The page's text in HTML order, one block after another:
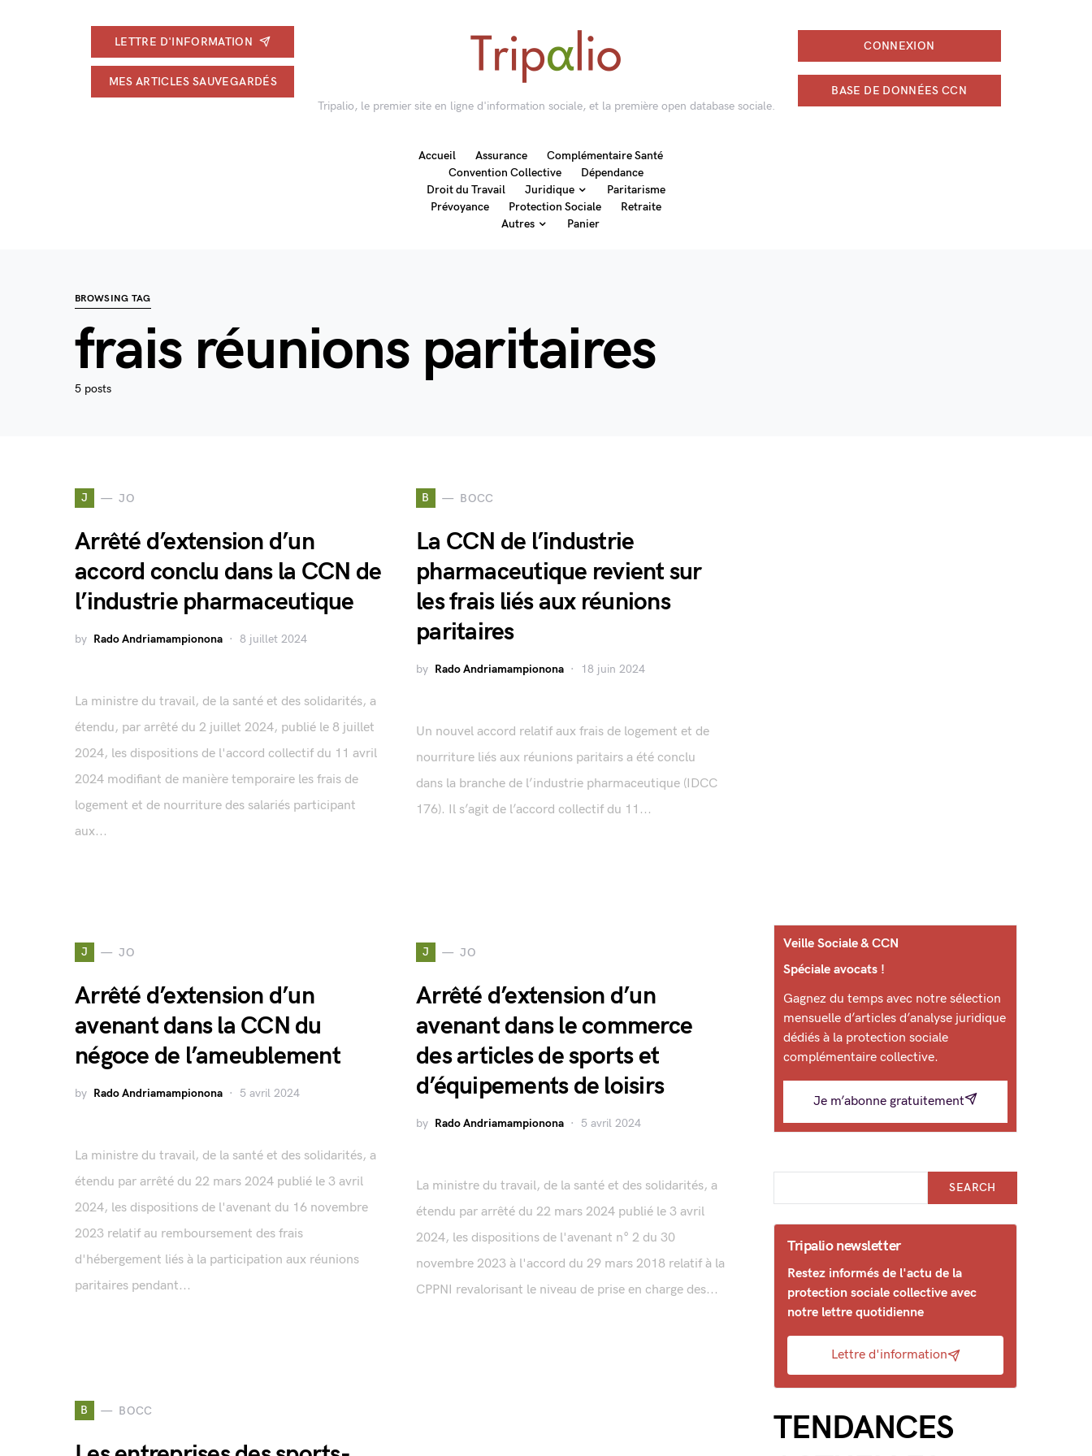
LETTRE D'INFORMATION
MES ARTICLES SAUVEGARDÉS
Tripalio, le premier site en ligne d'information sociale, et la première open database sociale.
CONNEXION
BASE DE DONNÉES CCN
Accueil Assurance
Complémentaire Santé
Convention Collective
Dépendance
Droit du Travail
Juridique
Paritarisme
Prévoyance
Protection Sociale
Retraite
Autres
Panier
BROWSING TAG
frais réunions paritaires
5 posts
J JO
Arrêté d’extension d’un
accord conclu dans la CCN de
l’industrie pharmaceutique
by Rado Andriamampionona 8 juillet 2024
La ministre du travail, de la santé et des solidarités, a
étendu, par arrêté du 2 juillet 2024, publié le 8 juillet
2024, les dispositions de l'accord collectif du 11 avril
2024 modifiant de manière temporaire les frais de
logement et de nourriture des salariés participant
aux...
B BOCC
La CCN de l’industrie
pharmaceutique revient sur
les frais liés aux réunions
paritaires
by Rado Andriamampionona 18 juin 2024
Un nouvel accord relatif aux frais de logement et de
nourriture liés aux réunions paritairs a été conclu
dans la branche de l’industrie pharmaceutique (IDCC
176). Il s’agit de l’accord collectif du 11...
J JO
Arrêté d’extension d’un
avenant dans la CCN du
négoce de l’ameublement
by Rado Andriamampionona 5 avril 2024
La ministre du travail, de la santé et des solidarités, a
étendu par arrêté du 22 mars 2024 publié le 3 avril
2024, les dispositions de l'avenant du 16 novembre
2023 relatif au remboursement des frais
d'hébergement liés à la participation aux réunions
paritaires pendant...
J JO
Arrêté d’extension d’un
avenant dans le commerce
des articles de sports et
d’équipements de loisirs
by Rado Andriamampionona 5 avril 2024
La ministre du travail, de la santé et des solidarités, a
étendu par arrêté du 22 mars 2024 publié le 3 avril
2024, les dispositions de l'avenant n° 2 du 30
novembre 2023 à l'accord du 29 mars 2018 relatif à la
CPPNI revalorisant le niveau de prise en charge des...
B BOCC
Veille Sociale & CCN
Spéciale avocats !
Gagnez du temps avec notre sélection
mensuelle d’articles d’analyse juridique
dédiés à la protection sociale
complémentaire collective.
Je m’abonne gratuitement
SEARCH
Tripalio newsletter
Restez informés de l'actu de la
protection sociale collective avec
notre lettre quotidienne
Lettre d'information
TENDANCES